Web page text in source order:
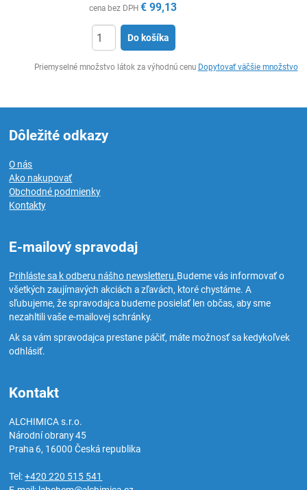
cena bez DPH € 99,13
Do košíka
Priemyselné množstvo látok za výhodnú cenu Dopytovať väčšie množstvo
Dôležité odkazy
O nás
Ako nakupovať
Obchodné podmienky
Kontakty
E-mailový spravodaj
Prihláste sa k odberu nášho newsletteru.Budeme vás informovať o
všetkých zaujímavých akciách a zľavách, ktoré chystáme. A
sľubujeme, že spravodajca budeme posielať len občas, aby sme
nezahltili vaše e-mailovej schránky.
Ak sa vám spravodajca prestane páčiť, máte možnosť sa kedykoľvek
odhlásiť.
Kontakt
ALCHIMICA s.r.o.
Národní obrany 45
Praha 6, 16000Česká republika
Tel:+420 220 515 541